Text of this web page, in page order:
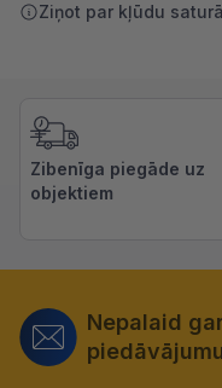
Ziņot par kļūdu saturā
Zibenīga piegāde uz
objektiem
Nepalaid